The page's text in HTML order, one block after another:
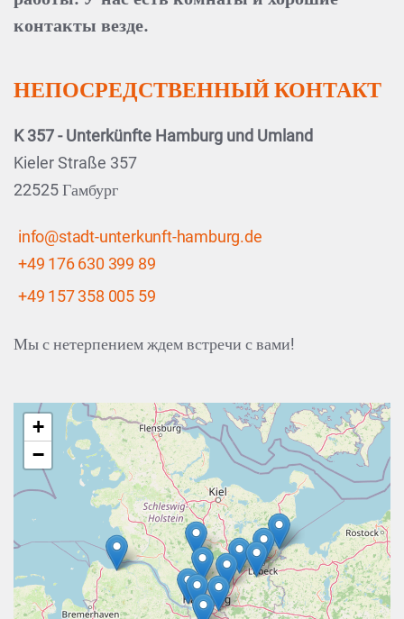
контакты везде.
НЕПОСРЕДСТВЕННЫЙ КОНТАКТ
K 357 - Unterkünfte Hamburg und Umland
Kieler Straße 357
22525 Гамбург
info@stadt-unterkunft-hamburg.de
+49 176 630 399 89
+49 157 358 005 59
Мы с нетерпением ждем встречи с вами!
+
−